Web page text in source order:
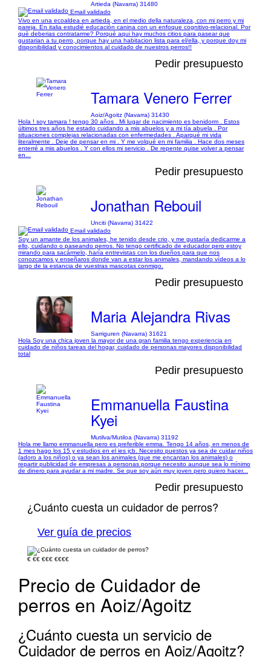
Artieda (Navarra) 31480
Email validado
Vivo en una ecoaldea en artieda, en el medio della naturaleza, con mi perro y mi
pareja. En italia estudié educaciòn canina con un enfoque cognitivo-relacional. Por
què deberias contratarme? Porquè aqui hay muchos citios para pasear que
gustarian a tu perro, porque hay una habitacion lista para el/ella, y porque doy mi
disponibilidad y conocimientos al cuidado de nuestros perros!!
Pedir presupuesto
Tamara Venero Ferrer
Aoiz/Agoitz (Navarra) 31430
Hola ! soy tamara ! tengo 30 años . Mi lugar de nacimiento es benidorm . Estos
últimos tres años he estado cuidando a mis abuelos y a mi tía abuela . Por
situaciones complejas relacionadas con enfermedades . Aparqué mi vida
literalmente . Deje de pensar en mi . Y me volqué en mi familia . Hace dos meses
enterré a mis abuelos . Y con ellos mi servicio . De repente quise volver a pensar
en...
Pedir presupuesto
Jonathan Rebouil
Unciti (Navarra) 31422
Email validado
Soy un amante de los animales, he tenido desde crio, y me gustaría dedicarme a
ello, cuidando o paseando perros. No tengo certificado de educador pero estoy
mirando para sacármelo, haría entrevistas con los dueños para que nos
conozcamos y enseñaros donde van a estar los animales, mandando vídeos a lo
largo de la estancia de vuestras mascotas conmigo.
Pedir presupuesto
Maria Alejandra Rivas
Sarriguren (Navarra) 31621
Hola Soy una chica joven la mayor de una gran familia tengo experiencia en
cuidado de niños tareas del hogar, cuidado de personas mayores disponibilidad
total
Pedir presupuesto
Emmanuella Faustina
Kyei
Mutilva/Mutiloa (Navarra) 31192
Hola me llamo emmanuella pero es preferible emma. Tengo 14 años, en menos de
1 mes hago los 15 y estudios en el ies jcb. Necesito puestos ya sea de cuidar niños
(adoro a los niños) o ya sean los animales (que me encantan los animales) o
repartir publicidad de empresas a personas porque necesito aunque sea lo mínimo
de dinero para ayudar a mi madre. Se que soy aún muy joven pero quiero hacer...
Pedir presupuesto
¿Cuánto cuesta un cuidador de perros?
Ver guía de precios
€ €€ €€€ €€€€
Precio de Cuidador de
perros en Aoiz/Agoitz
¿Cuánto cuesta un servicio de
Cuidador de perros en Aoiz/Agoitz?